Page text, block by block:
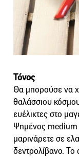
Τόνος
Θα μπορούσε να
θαλάσσιου
ευέλικτες στο
Ψημένος medium
μαρινάρετε σε
δεντρολίβανο. Το